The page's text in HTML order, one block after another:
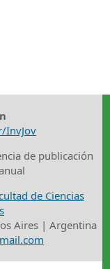
InvJov
de publicación
de Ciencias
Aires | Argentina